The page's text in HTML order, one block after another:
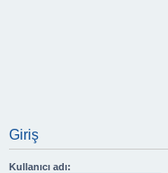
Giriş
Kullanıcı adı: